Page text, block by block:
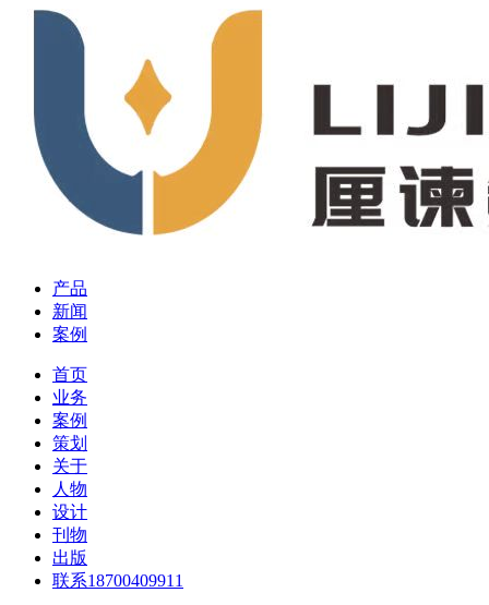
产品
新闻
案例
首页
业务
案例
策划
关于
人物
设计
刊物
出版
联系18700409911